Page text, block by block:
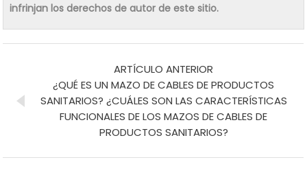
infrinjan los derechos de autor de este sitio.
ARTÍCULO ANTERIOR
¿QUÉ ES UN MAZO DE CABLES DE PRODUCTOS
SANITARIOS? ¿CUÁLES SON LAS CARACTERÍSTICAS
FUNCIONALES DE LOS MAZOS DE CABLES DE
PRODUCTOS SANITARIOS?